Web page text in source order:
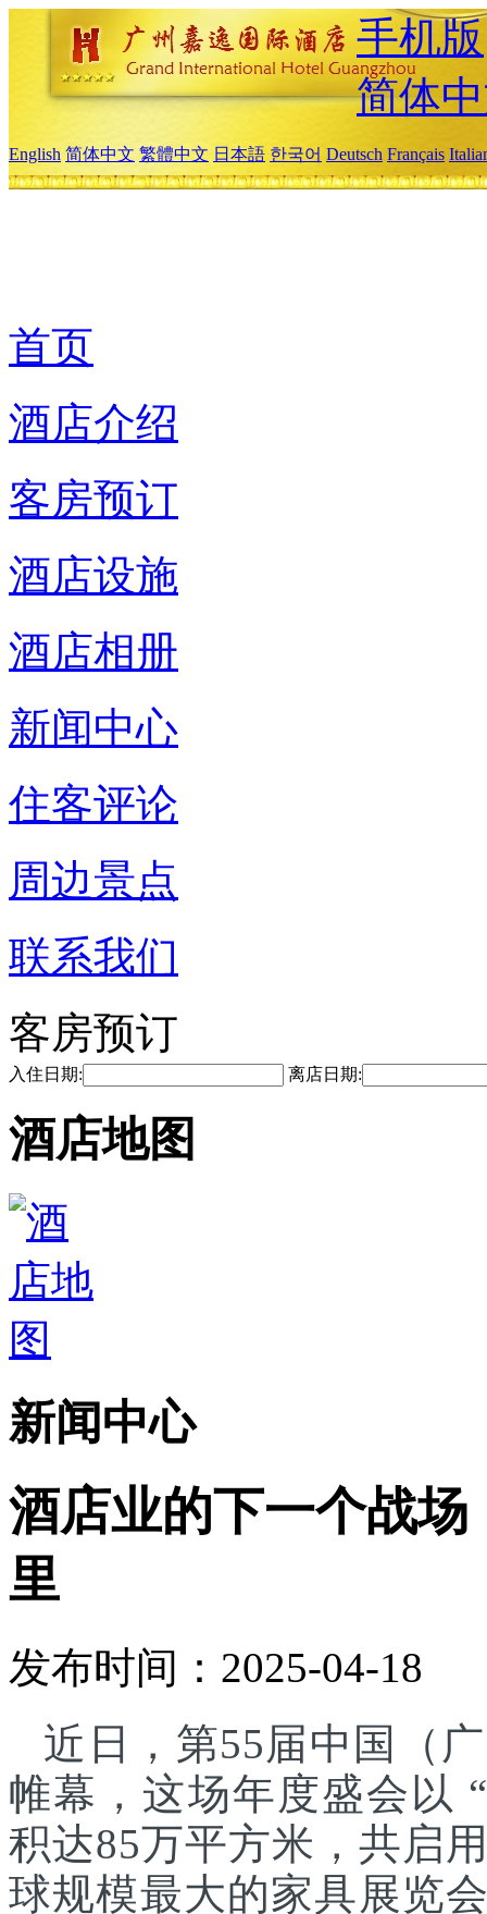
手机版
简体
English 简体中文 繁體中文 日本語 한국어 Deutsch Français
首页
酒店介绍
客房预订
酒店设施
酒店相册
新闻中心
住客评论
周边景点
联系我们
客房预订
入住日期: 离店日期:
酒店地图
新闻中心
酒店业的下一个战
里
发布时间：2025-04-18
近日，第55届中国（
帷幕，这场年度盛会以
积达85万平方米，共启
球规模最大的家具展览